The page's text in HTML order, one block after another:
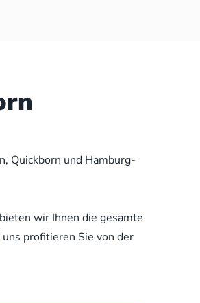
Quickborn und Hamburg-
wir Ihnen die gesamte
profitieren Sie von der